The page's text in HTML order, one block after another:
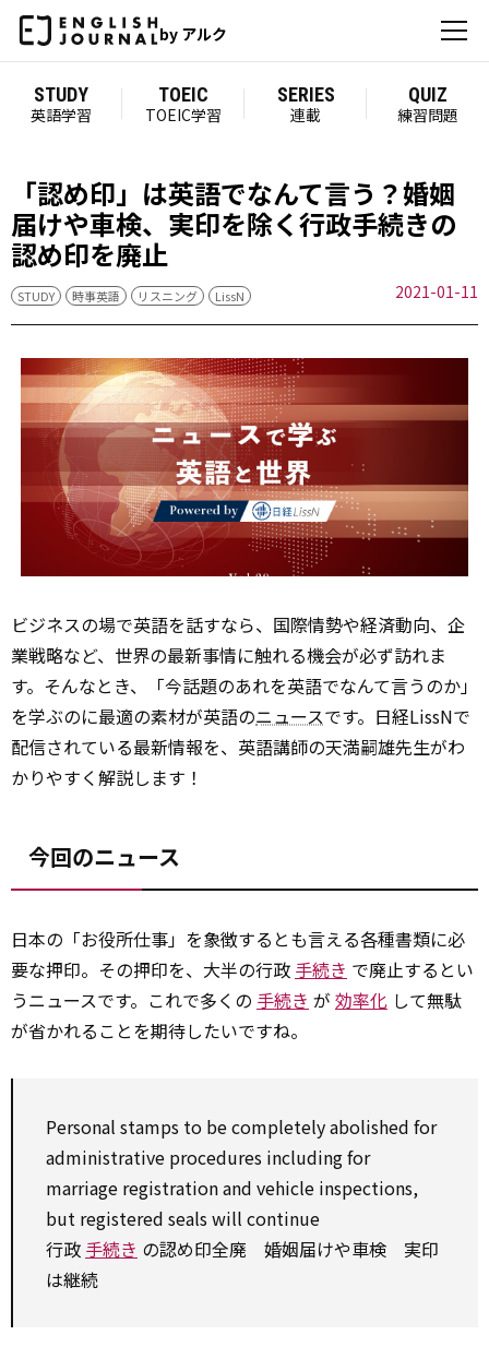
by アルク
STUDY
英語学習
TOEIC
TOEIC学習
SERIES
連載
QUIZ
練習問題
「認め印」は英語でなんて言う？婚姻
届けや車検、実印を除く行政手続きの
認め印を廃止
STUDY 時事英語 リスニング LissN 2021-01-11
ビジネスの場で英語を話すなら、国際情勢や経済動向、企
業戦略など、世界の最新事情に触れる機会が必ず訪れま
す。そんなとき、「今話題のあれを英語でなんて言うのか」
を学ぶのに最適の素材が英語のニュースです。日経LissNで
配信されている最新情報を、英語講師の天満嗣雄先生がわ
かりやすく解説します！
今回のニュース
日本の「お役所仕事」を象徴するとも言える各種書類に必
要な押印。その押印を、大半の行政 手続き で廃止するとい
うニュースです。これで多くの 手続き が 効率化 して無駄
が省かれることを期待したいですね。
Personal stamps to becompletely abolished for
administrative procedures includingfor
marriage registrationand vehicle inspections,
but registered seals will continue
行政 手続き の認め印全廃 婚姻届けや車検 実印
は継続